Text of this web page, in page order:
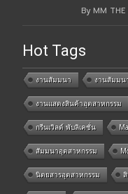
By MM
Hot Tags
งานสัมมนา งานสัมมน
งานแสดงสินค้าอุตสาหกรรม
กรีนเวิลด์ พับลิเคชั่น
สัมมนาอุตสาหกรรม
นิตยสารอุตสาหกรรม